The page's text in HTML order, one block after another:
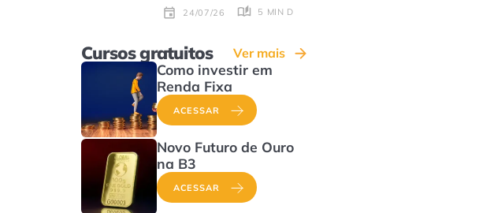
24/07/26 5 MIN DE LEITURA
Cursos gratuitos Ver mais
Como investir em
Renda Fixa
ACESSAR
Novo Futuro de Ouro
na B3
ACESSAR